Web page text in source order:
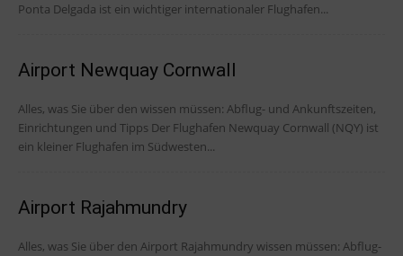
Ponta Delgada ist ein wichtiger internationaler Flughafen...
Airport Newquay Cornwall
Alles, was Sie über den wissen müssen: Abflug- und Ankunftszeiten,
Einrichtungen und Tipps Der Flughafen Newquay Cornwall (NQY) ist
ein kleiner Flughafen im Südwesten...
Airport Rajahmundry
Alles, was Sie über den Airport Rajahmundry wissen müssen: Abflug-